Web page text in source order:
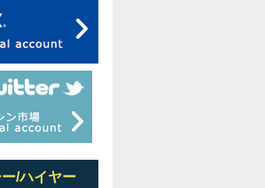
/ハイヤー